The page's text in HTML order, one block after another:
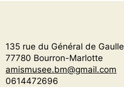
135 rue du Général de Gaulle
77780 Bourron-Marlotte
amismusee.bm@gmail.com
0614472696